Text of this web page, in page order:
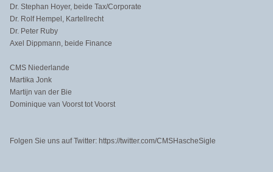
Dr. Stephan Hoyer, beide Tax/Corporate
Dr. Rolf Hempel, Kartellrecht
Dr. Peter Ruby
Axel Dippmann, beide Finance
CMS Niederlande
Martika Jonk
Martijn van der Bie
Dominique van Voorst tot Voorst
Folgen Sie uns auf Twitter: https://twitter.com/CMSHascheSigle